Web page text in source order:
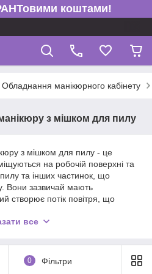
коштами!
Обладнання манікюрного кабінету
з мішком для пилу
з мішком для пилу - це
на робочій поверхні та
та інших частинок, що
Вони зазвичай мають
створює потік повітря, що
з мішком для пилу:
для пилу є первинним
затримує пил і дрібні
в повітрі та
все
0 Фільтри